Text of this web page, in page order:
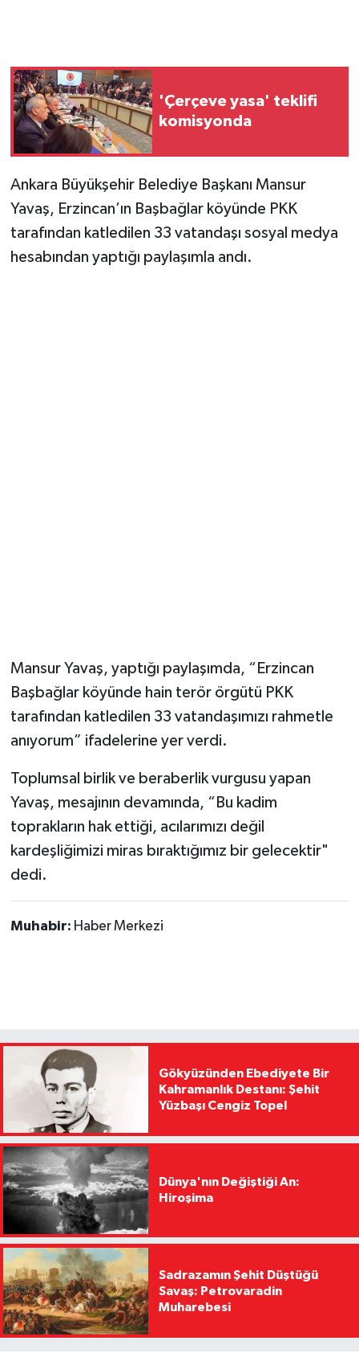
'Çerçeve yasa' teklifi
komisyonda
Ankara Büyükşehir Belediye Başkanı Mansur
Yavaş, Erzincan’ın Başbağlar köyünde PKK
tarafından katledilen 33 vatandaşı sosyal medya
hesabından yaptığı paylaşımla andı.
Mansur Yavaş, yaptığı paylaşımda, “Erzincan
Başbağlar köyünde hain terör örgütü PKK
tarafından katledilen 33 vatandaşımızı rahmetle
anıyorum” ifadelerine yer verdi.
Toplumsal birlik ve beraberlik vurgusu yapan
Yavaş, mesajının devamında, “Bu kadim
toprakların hak ettiği, acılarımızı değil
kardeşliğimizi miras bıraktığımız bir gelecektir"
dedi.
Muhabir: Haber Merkezi
Gökyüzünden Ebediyete Bir
Kahramanlık Destanı: Şehit
Yüzbaşı Cengiz Topel
Dünya'nın Değiştiği An:
Hiroşima
Sadrazamın Şehit Düştüğü
Savaş: Petrovaradin
Muharebesi